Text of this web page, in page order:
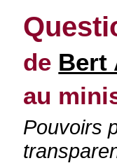
de Bert
au
Pouvoirs